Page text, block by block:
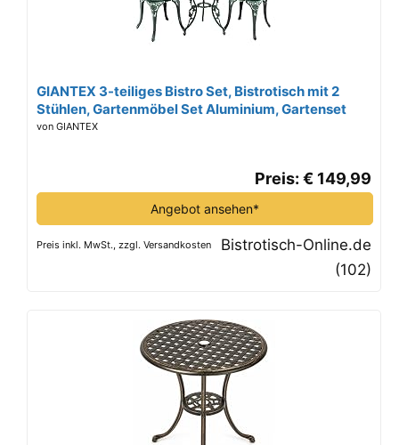
GIANTEX 3-teiliges Bistro Set, Bistrotisch mit 2
Stühlen, Gartenmöbel Set Aluminium, Gartenset
Balkonset Antik, Runder Gartentisch, Balkonmöbel
von GIANTEX
Preis: € 149,99
Angebot ansehen*
Preis inkl. MwSt., zzgl. Versandkosten
Bistrotisch-Online.de
(102)